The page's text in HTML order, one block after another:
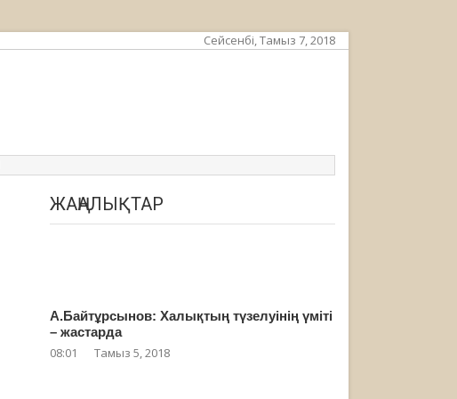
Сейсенбі, Тамыз 7, 2018
ЖАҢАЛЫҚТАР
А.Байтұрсынов: Халықтың түзелуінің үміті
– жастарда
08:01 Тамыз 5, 2018